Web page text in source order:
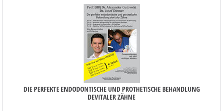
DIE PERFEKTE ENDODONTISCHE UND PROTHETISCHE BEHANDLUNG
DEVITALER ZÄHNE